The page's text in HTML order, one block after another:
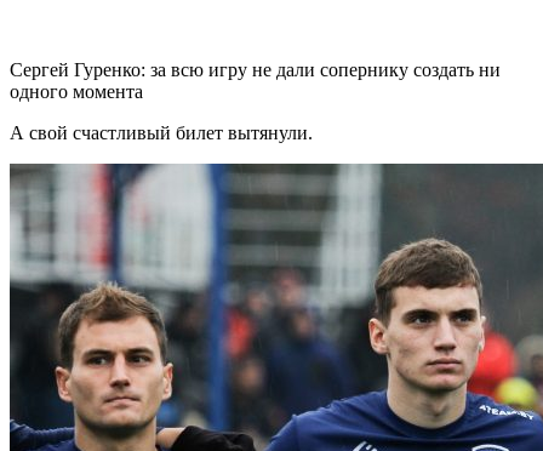
Сергей Гуренко: за всю игру не дали сопернику создать ни
одного момента
А свой счастливый билет вытянули.